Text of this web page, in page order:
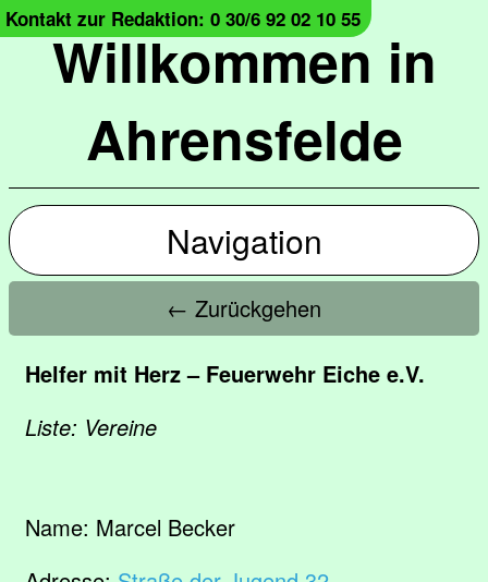
Willkommen in
Ahrensfelde
Kontakt zur Redaktion: 0 30/6 92 02 10 55
Navigation
← Zurückgehen
Helfer mit Herz – Feuerwehr Eiche e.V.
Liste: Vereine
Name: Marcel Becker